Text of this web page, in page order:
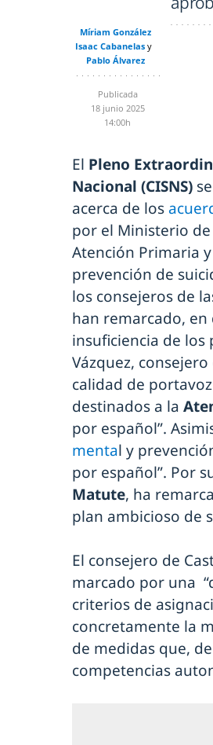
Míriam González
Isaac Cabanelas
Pablo Álvarez
Publicada
18 junio 2025
14:00h
El Pleno
Nacional (CISNS)
acerca de los
por el Ministerio
Atención Primaria
prevención de
los consejeros de
han remarcado,
insuficiencia de los
Vázquez,
calidad de
destinados a la
por español”.
mental y
por español”. Por
Matute, ha
plan ambicioso de
El consejero de
marcado por una
criterios de
concretamente la
de medidas que,
competencias